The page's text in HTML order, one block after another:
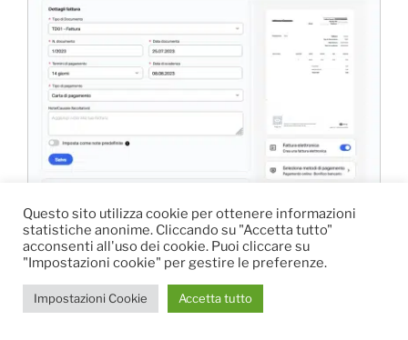
Solo il sistema di fatturazione di SumUp è conforme alla
normativa italiana.
Questo sito utilizza cookie per ottenere informazioni
statistiche anonime. Cliccando su "Accetta tutto"
acconsenti all'uso dei cookie. Puoi cliccare su
"Impostazioni cookie" per gestire le preferenze.
Impostazioni Cookie Accetta tutto